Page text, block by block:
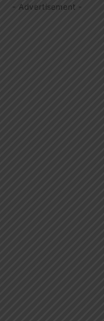
- Advertisement -